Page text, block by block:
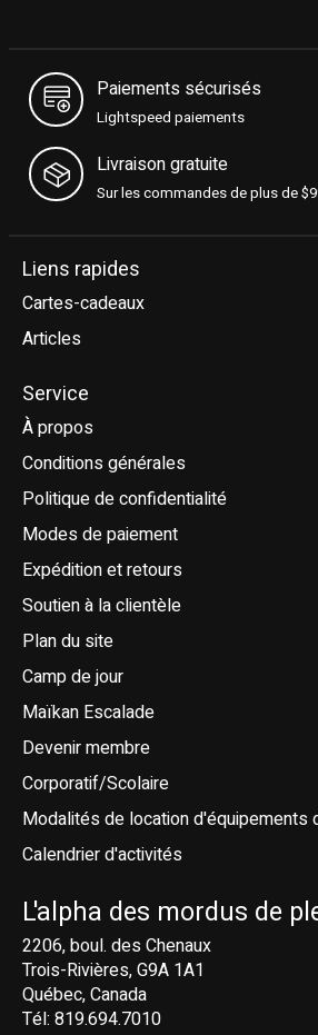
Paiements sécurisés
Lightspeed paiements
Livraison gratuite
Sur les commandes de plus de
Liens rapides
Cartes-cadeaux
Articles
Service
À propos
Conditions générales
Politique de confidentialité
Modes de paiement
Expédition et retours
Soutien à la clientèle
Plan du site
Camp de jour
Maïkan Escalade
Devenir membre
Corporatif/Scolaire
Modalités de location d'équipements
Calendrier d'activités
L'alpha des mordus de
2206, boul. des Chenaux
Trois-Rivières, G9A 1A1
Québec, Canada
Tél: 819.694.7010